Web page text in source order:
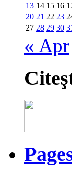
13 14 15 16
20 21 22 23
27 28 29 30
« Apr